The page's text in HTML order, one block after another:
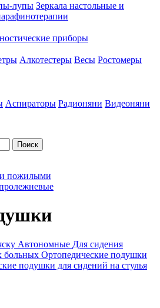
лупы Зеркала настольные и
приборы
Алкотестеры Весы Ростомеры
Аспираторы Радионяни Видеоняни
Поиск
и пожилыми
Автономные Для сидения
больных Ортопедические подушки
подушки для сидений на стулья